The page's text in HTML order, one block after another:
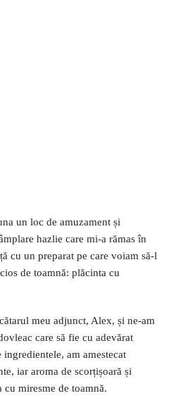
un loc de amuzament și
hazlie care mi-a rămas în
cu un preparat pe care voiam să-l
de toamnă: plăcinta cu
meu adjunct, Alex, și ne-am
care să fie cu adevărat
am amestecat
iar aroma de scorțișoară și
cu miresme de toamnă.